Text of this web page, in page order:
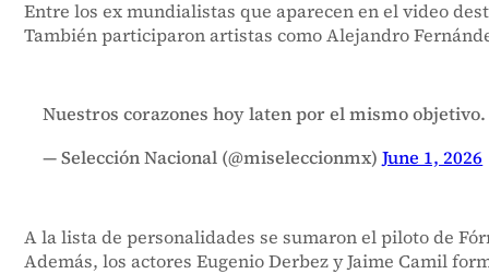
Entre los ex mundialistas que aparecen en el video
También participaron artistas como Alejandro
Nuestros corazones hoy laten por el mismo
— Selección Nacional (@miseleccionmx)June 1, 2026
A la lista de personalidades se sumaron el piloto de
Además, los actores Eugenio Derbez y Jaime Camil